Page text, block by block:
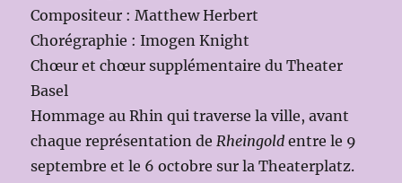
Compositeur : Matthew Herbert
Chorégraphie : Imogen Knight
Chœur et chœur supplémentaire du Theater
Basel
Hommage au Rhin qui traverse la ville, avant
chaque représentation de Rheingold entre le 9
septembre et le 6 octobre sur la Theaterplatz.